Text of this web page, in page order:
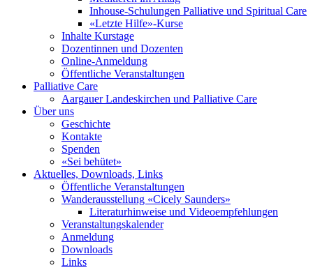
Inhouse-Schulungen Palliative und Spiritual Care
«Letzte Hilfe»-Kurse
Inhalte Kurstage
Dozentinnen und Dozenten
Online-Anmeldung
Öffentliche Veranstaltungen
Palliative Care
Aargauer Landeskirchen und Palliative Care
Über uns
Geschichte
Kontakte
Spenden
«Sei behütet»
Aktuelles, Downloads, Links
Öffentliche Veranstaltungen
Wanderausstellung «Cicely Saunders»
Literaturhinweise und Videoempfehlungen
Veranstaltungskalender
Anmeldung
Downloads
Links